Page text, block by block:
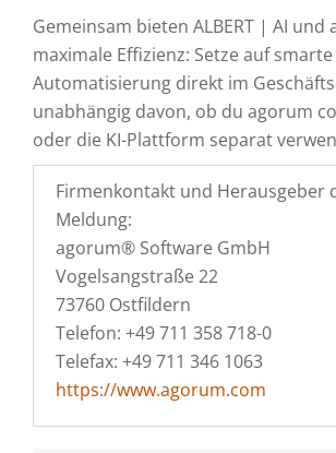
Gemeinsam bieten ALBERT | AI und
maximale Effizienz: Setze auf smarte
Automatisierung direkt im
unabhängig davon, ob du agorum
oder die KI-Plattform separat
Firmenkontakt und Herausgeber
Meldung:
agorum® Software GmbH
Vogelsangstraße 22
73760 Ostfildern
Telefon: +49 711 358 718-0
Telefax: +49 711 346 1063
https://www.agorum.com